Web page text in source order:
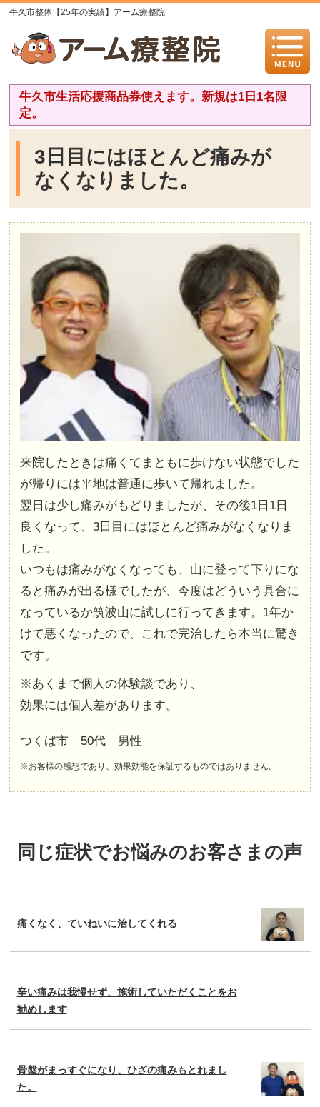
牛久市整体【25年の実績】アーム療整院
牛久市生活応援商品券使えます。新規は1日1名限
定。
3日目にはほとんど痛みが
なくなりました。
来院したときは痛くてまともに歩けない状態でした
が帰りには平地は普通に歩いて帰れました。
翌日は少し痛みがもどりましたが、その後1日1日
良くなって、3日目にはほとんど痛みがなくなりま
した。
いつもは痛みがなくなっても、山に登って下りにな
ると痛みが出る様でしたが、今度はどういう具合に
なっているか筑波山に試しに行ってきます。1年か
けて悪くなったので、これで完治したら本当に驚き
です。
※あくまで個人の体験談であり、
効果には個人差があります。
つくば市 50代 男性
※お客様の感想であり、効果効能を保証するものではありません。
同じ症状でお悩みのお客さまの声
痛くなく、ていねいに治してくれる
辛い痛みは我慢せず、施術していただくことをお
勧めします
骨盤がまっすぐになり、ひざの痛みもとれまし
た。